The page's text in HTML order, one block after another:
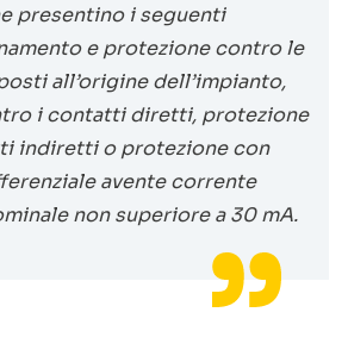
presentino i seguenti
e protezione contro le
all’origine dell’impianto,
i contatti diretti, protezione
indiretti o protezione con
avente corrente
non superiore a 30 mA.